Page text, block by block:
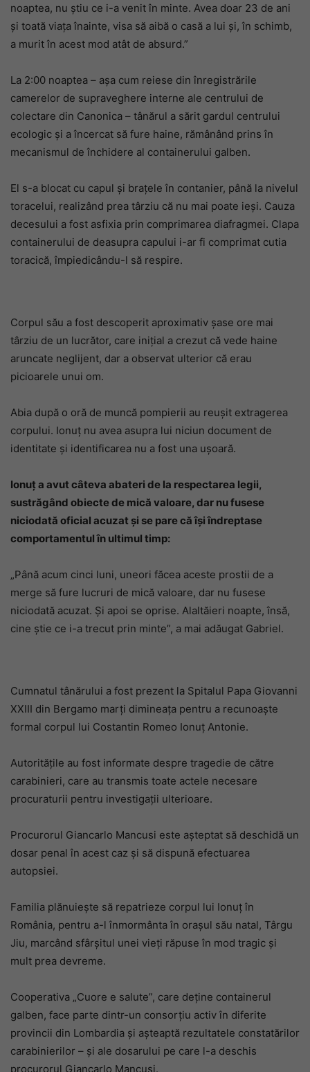
noaptea, nu știu ce i-a venit în minte. Avea doar 23 de ani
și toată viața înainte, visa să aibă o casă a lui și, în schimb,
a murit în acest mod atât de absurd.”
La 2:00 noaptea – așa cum reiese din înregistrările
camerelor de supraveghere interne ale centrului de
colectare din Canonica – tânărul a sărit gardul centrului
ecologic și a încercat să fure haine, rămânând prins în
mecanismul de închidere al containerului galben.
El s-a blocat cu capul și brațele în contanier, până la nivelul
toracelui, realizând prea târziu că nu mai poate ieși. Cauza
decesului a fost asfixia prin comprimarea diafragmei. Clapa
containerului de deasupra capului i-ar fi comprimat cutia
toracică, împiedicându-l să respire.
Corpul său a fost descoperit aproximativ șase ore mai
târziu de un lucrător, care inițial a crezut că vede haine
aruncate neglijent, dar a observat ulterior că erau
picioarele unui om.
Abia după o oră de muncă pompierii au reușit extragerea
corpului. Ionuț nu avea asupra lui niciun document de
identitate și identificarea nu a fost una ușoară.
Ionuț a avut câteva abateri de la respectarea legii,
sustrăgând obiecte de mică valoare, dar nu fusese
niciodată oficial acuzat și se pare că își îndreptase
comportamentul în ultimul timp:
„Până acum cinci luni, uneori făcea aceste prostii de a
merge să fure lucruri de mică valoare, dar nu fusese
niciodată acuzat. Și apoi se oprise. Alaltăieri noapte, însă,
cine știe ce i-a trecut prin minte”, a mai adăugat Gabriel.
Cumnatul tânărului a fost prezent la Spitalul Papa Giovanni
XXIII din Bergamo marți dimineața pentru a recunoaște
formal corpul lui Costantin Romeo Ionuț Antonie.
Autoritățile au fost informate despre tragedie de către
carabinieri, care au transmis toate actele necesare
procuraturii pentru investigații ulterioare.
Procurorul Giancarlo Mancusi este așteptat să deschidă un
dosar penal în acest caz și să dispună efectuarea
autopsiei.
Familia plănuiește să repatrieze corpul lui Ionuț în
România, pentru a-l înmormânta în orașul său natal, Târgu
Jiu, marcând sfârșitul unei vieți răpuse în mod tragic și
mult prea devreme.
Cooperativa „Cuore e salute”, care deține containerul
galben, face parte dintr-un consorțiu activ în diferite
provincii din Lombardia și așteaptă rezultatele constatărilor
carabinierilor – și ale dosarului pe care l-a deschis
procurorul Giancarlo Mancusi.